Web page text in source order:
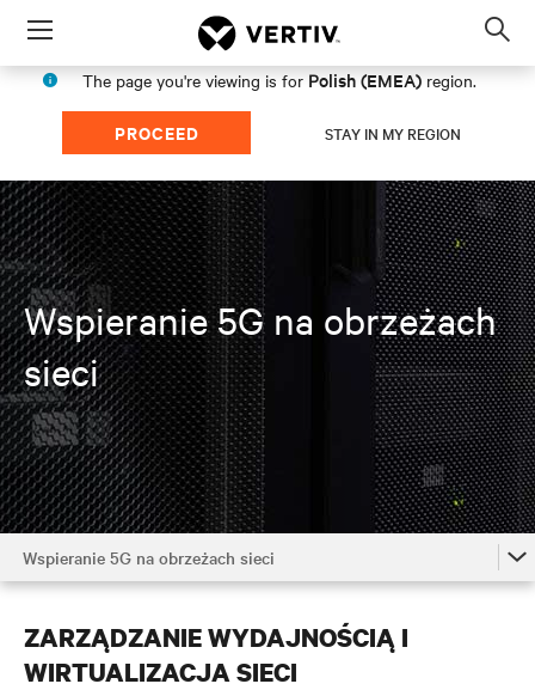
Menu
The page you're viewing is for Polish (EMEA) region.
PROCEED STAY IN MY REGION
Wspieranie 5G na obrzeżach
sieci
Wspieranie 5G na obrzeżach sieci
5G w sieci dostępowej
ZARZĄDZANIE WYDAJNOŚCIĄ I
WIRTUALIZACJA SIECI